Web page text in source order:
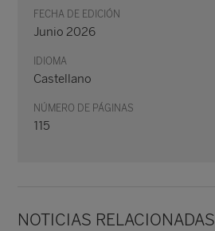
FECHA DE EDICIÓN
Junio 2026
IDIOMA
Castellano
NÚMERO DE PÁGINAS
115
NOTICIAS RELACIONADAS